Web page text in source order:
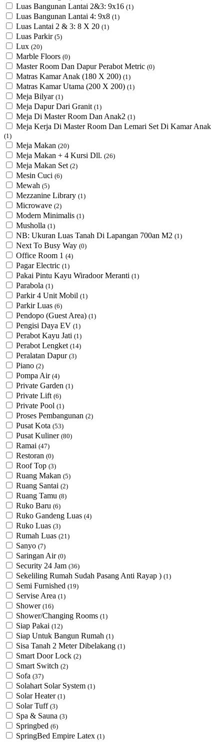
Luas Bangunan Lantai 2&3: 9x16 (1)
Luas Bangunan Lantai 4: 9x8 (1)
Luas Lantai 2 & 3: 8 X 20 (1)
Luas Parkir (5)
Lux (20)
Marble Floors (0)
Master Room Dan Dapur Perabot Metric (0)
Matras Kamar Anak (180 X 200) (1)
Matras Kamar Utama (200 X 200) (1)
Meja Bilyar (1)
Meja Dapur Dari Granit (1)
Meja Di Master Room Dan Anak2 (1)
Meja Kerja Di Master Room Dan Lemari Set Di Kamar Anak
(1)
Meja Makan (20)
Meja Makan + 4 Kursi Dll. (26)
Meja Makan Set (2)
Mesin Cuci (6)
Mewah (5)
Mezzanine Library (1)
Microwave (2)
Modern Minimalis (1)
Musholla (1)
NB: Ukuran Luas Tanah Di Lapangan 700an M2 (1)
Next To Busy Way (0)
Office Room 1 (4)
Pagar Electric (1)
Pakai Pintu Kayu Wiradoor Meranti (1)
Parabola (1)
Parkir 4 Unit Mobil (1)
Parkir Luas (6)
Pendopo (Guest Area) (1)
Pengisi Daya EV (1)
Perabot Kayu Jati (1)
Perabot Lengket (14)
Peralatan Dapur (3)
Piano (2)
Pompa Air (4)
Private Garden (1)
Private Lift (6)
Private Pool (1)
Proses Pembangunan (2)
Pusat Kota (53)
Pusat Kuliner (80)
Ramai (47)
Restoran (0)
Roof Top (3)
Ruang Makan (5)
Ruang Santai (2)
Ruang Tamu (8)
Ruko Baru (6)
Ruko Gandeng Luas (4)
Ruko Luas (3)
Rumah Luas (21)
Sanyo (7)
Saringan Air (0)
Security 24 Jam (36)
Sekeliling Rumah Sudah Pasang Anti Rayap ) (1)
Semi Furnished (19)
Servise Area (1)
Shower (16)
Shower/Changing Rooms (1)
Siap Pakai (12)
Siap Untuk Bangun Rumah (1)
Sisa Tanah 2 Meter Dibelakang (1)
Smart Door Lock (2)
Smart Switch (2)
Sofa (37)
Solahart Solar System (1)
Solar Heater (1)
Solar Tuff (3)
Spa & Sauna (3)
Springbed (6)
SpringBed Empire Latex (1)